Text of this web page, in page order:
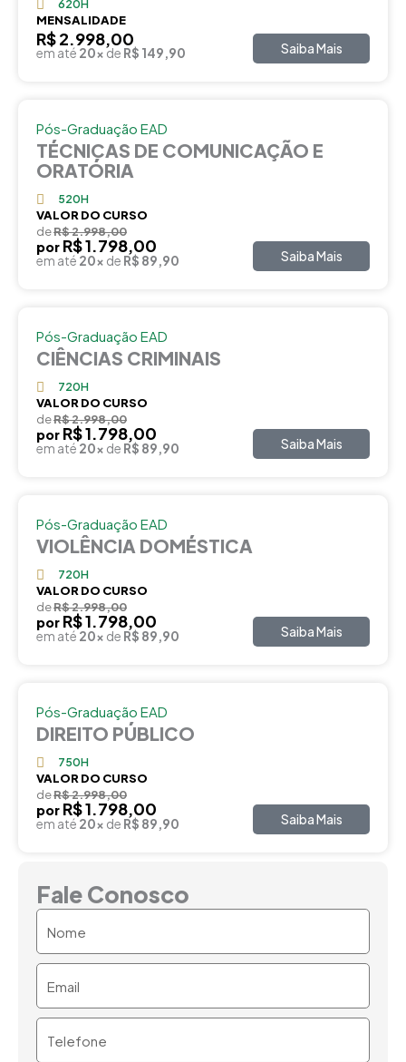
620H
MENSALIDADE
R$ 2.998,00
em até 20xde R$ 149,90 Saiba Mais
Pós-Graduação EAD
TÉCNICAS DE COMUNICAÇÃO E
ORATÓRIA
520H
VALOR DO CURSO
deR$ 2.998,00
por R$ 1.798,00
em até 20x de R$ 89,90 Saiba Mais
Pós-Graduação EAD
CIÊNCIAS CRIMINAIS
720H
VALOR DO CURSO
deR$ 2.998,00
por R$ 1.798,00
em até 20x de R$ 89,90 Saiba Mais
Pós-Graduação EAD
VIOLÊNCIA DOMÉSTICA
720H
VALOR DO CURSO
deR$ 2.998,00
por R$ 1.798,00
em até 20x de R$ 89,90 Saiba Mais
Pós-Graduação EAD
DIREITO PÚBLICO
750H
VALOR DO CURSO
deR$ 2.998,00
por R$ 1.798,00
em até 20x de R$ 89,90 Saiba Mais
Fale Conosco